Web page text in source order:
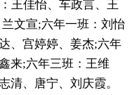
王佳怡、车政言、王
文宣;六年一班：刘怡
、宫婷婷、姜杰;六年
来;六年三班：王维
清、唐宁、刘庆霞。